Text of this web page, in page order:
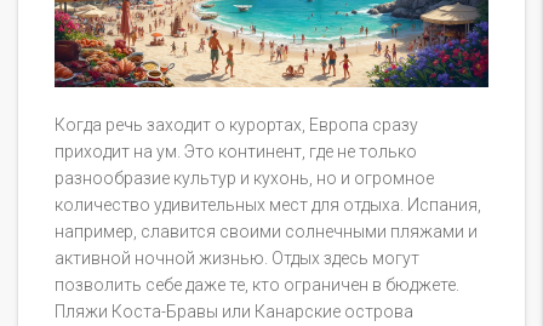
Когда речь заходит о курортах, Европа сразу
приходит на ум. Это континент, где не только
разнообразие культур и кухонь, но и огромное
количество удивительных мест для отдыха. Испания,
например, славится своими солнечными пляжами и
активной ночной жизнью. Отдых здесь могут
позволить себе даже те, кто ограничен в бюджете.
Пляжи Коста-Бравы или Канарские острова